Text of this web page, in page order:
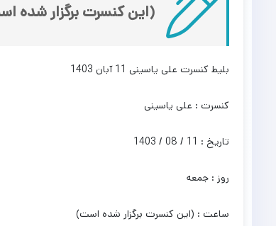
(این کنسرت برگزار شده
بلیط کنسرت علی یاسینی 11 آبان 1403
کنسرت : علی یاسینی
تاریخ : 11 / 08 / 1403
روز : جمعه
ساعت : (این کنسرت برگزار شده است)